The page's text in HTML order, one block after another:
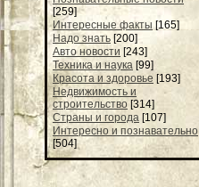
[259]
Интересные факты [165]
Надо знать [200]
Авто новости [243]
Техника и наука [99]
Красота и здоровье [193]
Недвижимость и
строительство [314]
Страны и города [107]
Интересно и познавательно
[504]